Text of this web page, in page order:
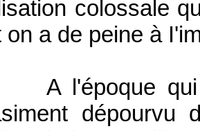
colossale
on a de peine à
qui
dépourvu